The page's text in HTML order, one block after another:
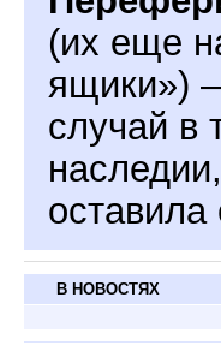
(их еще
ящики»)
случай в
оставила
В НОВОСТЯХ